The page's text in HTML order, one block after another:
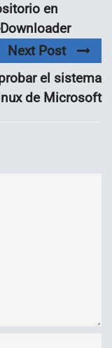
en
Next Post
el sistema
de Microsoft